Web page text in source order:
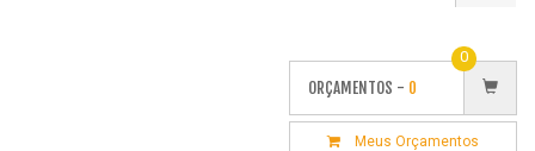
ORÇAMENTOS - 0
0
Meus Orçamentos